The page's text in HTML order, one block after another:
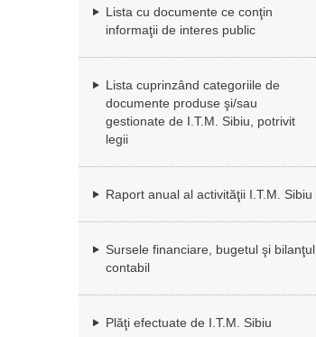
Lista cu documente ce conţin
informaţii de interes public
Lista cuprinzând categoriile de
documente produse şi/sau
gestionate de I.T.M. Sibiu, potrivit
legii
Raport anual al activităţii I.T.M. Sibiu
Sursele financiare, bugetul şi bilanţul
contabil
Plăţi efectuate de I.T.M. Sibiu